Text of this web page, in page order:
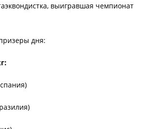
выигравшая чемпионат
дня: